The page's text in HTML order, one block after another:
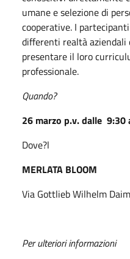
umane e selezione di
cooperative. I
differenti realtà aziendali
presentare il loro
professionale.
Quando?
26 marzo p.v. dalle 9:30
Dove?l
MERLATA BLOOM
Via Gottlieb Wilhelm
Per ulteriori informazioni